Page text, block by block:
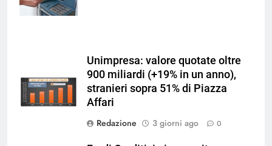
Unimpresa: valore quotate oltre
900 miliardi (+19% in un anno),
stranieri sopra 51% di Piazza
Affari
Redazione
3 giorni ago 0